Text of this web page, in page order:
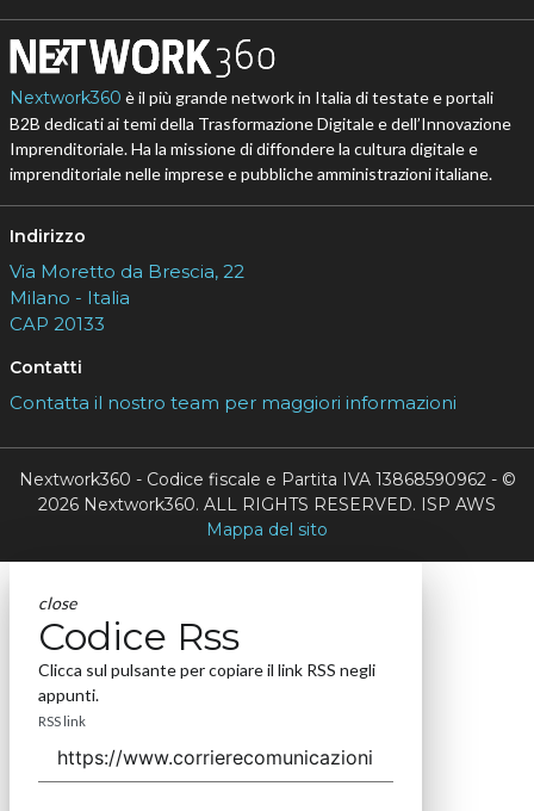
Nextwork360 è il più grande network in Italia di testate e portali
B2B dedicati ai temi della Trasformazione Digitale e dell’Innovazione
Imprenditoriale. Ha la missione di diffondere la cultura digitale e
imprenditoriale nelle imprese e pubbliche amministrazioni italiane.
Indirizzo
Via Moretto da Brescia, 22
Milano - Italia
CAP 20133
Contatti
Contatta il nostro team per maggiori informazioni
Nextwork360 - Codice fiscale e Partita IVA 13868590962 - ©
2026 Nextwork360. ALL RIGHTS RESERVED. ISP AWS
Mappa del sito
close
Codice Rss
Clicca sul pulsante per copiare il link RSS negli
appunti.
RSS link